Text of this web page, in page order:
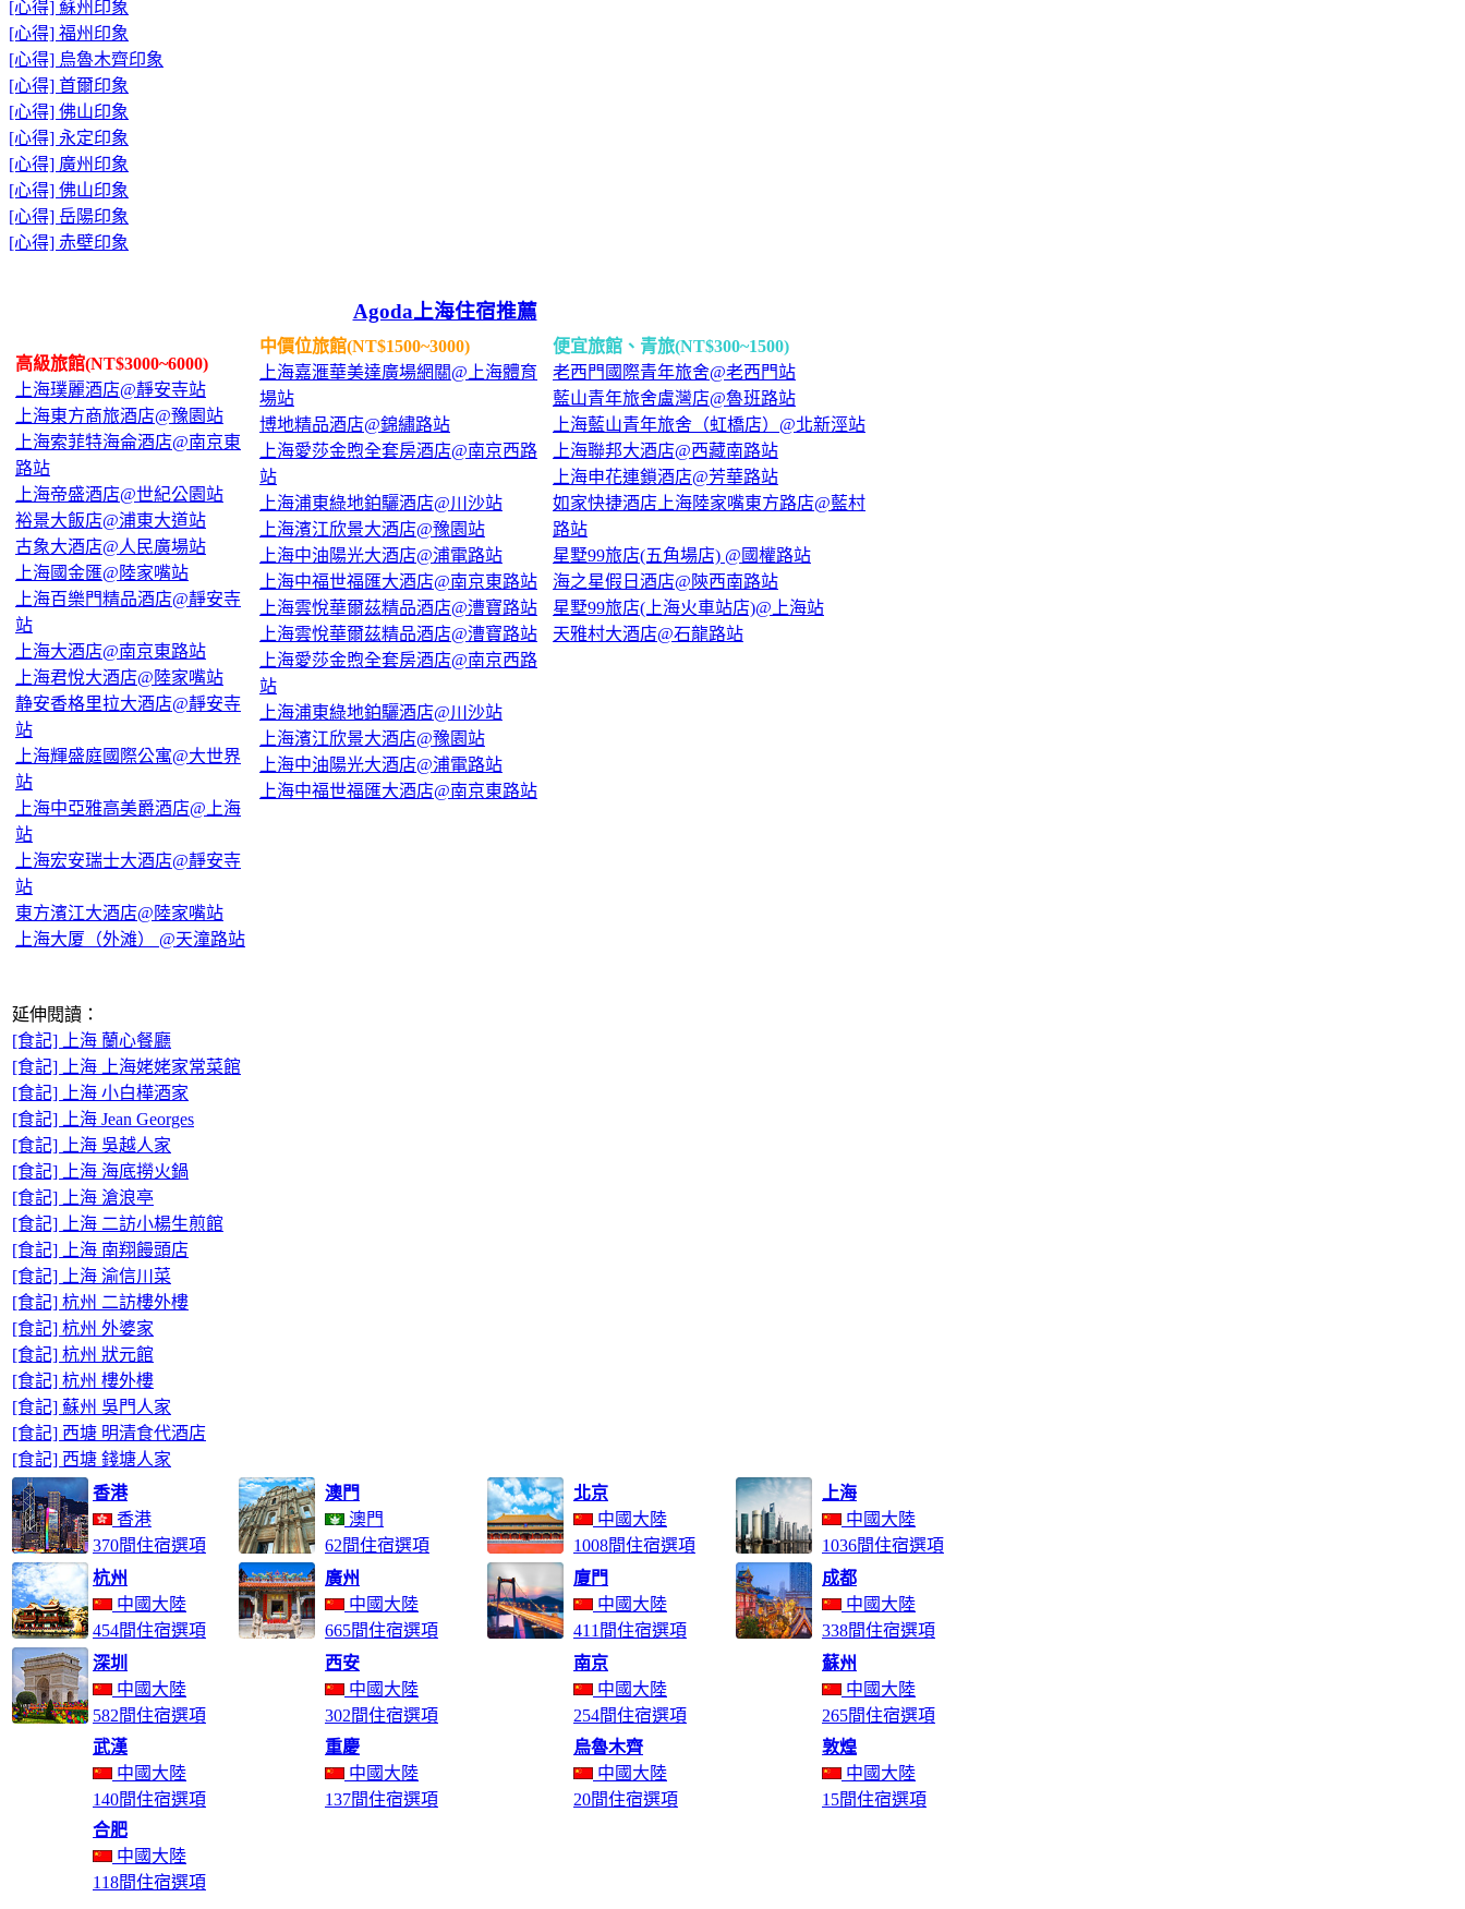
[心得] 蘇州印象
[心得] 福州印象
[心得] 烏魯木齊印象
[心得] 首爾印象
[心得] 佛山印象
[心得] 永定印象
[心得] 廣州印象
[心得] 佛山印象
[心得] 岳陽印象
[心得] 赤壁印象
Agoda上海住宿推薦
高級旅館(NT$3000~6000)
上海璞麗酒店@靜安寺站
上海東方商旅酒店@豫園站
上海索菲特海侖酒店@南京東
路站
上海帝盛酒店@世紀公園站
裕景大飯店@浦東大道站
古象大酒店@人民廣場站
上海國金匯@陸家嘴站
上海百樂門精品酒店@靜安寺
站
上海大酒店@南京東路站
上海君悅大酒店@陸家嘴站
静安香格里拉大酒店@靜安寺
站
上海輝盛庭國際公寓@大世界
站
上海中亞雅高美爵酒店@上海
站
上海宏安瑞士大酒店@靜安寺
站
東方濱江大酒店@陸家嘴站
上海大厦（外滩） @天潼路站
中價位旅館(NT$1500~3000)
上海嘉滙華美達廣場網關@上海體育
場站
博地精品酒店@錦繡路站
上海愛莎金煦全套房酒店@南京西路
站
上海浦東綠地鉑驪酒店@川沙站
上海濱江欣景大酒店@豫園站
上海中油陽光大酒店@浦電路站
上海中福世福匯大酒店@南京東路站
上海雲悅華爾茲精品酒店@漕寶路站
上海雲悅華爾茲精品酒店@漕寶路站
上海愛莎金煦全套房酒店@南京西路
站
上海浦東綠地鉑驪酒店@川沙站
上海濱江欣景大酒店@豫園站
上海中油陽光大酒店@浦電路站
上海中福世福匯大酒店@南京東路站
便宜旅館、青旅(NT$300~1500)
老西門國際青年旅舍@老西門站
藍山青年旅舍盧灣店@魯班路站
上海藍山青年旅舍（虹橋店）@北新涇站
上海聯邦大酒店@西藏南路站
上海申花連鎖酒店@芳華路站
如家快捷酒店上海陸家嘴東方路店@藍村
路站
星墅99旅店(五角場店) @國權路站
海之星假日酒店@陝西南路站
星墅99旅店(上海火車站店)@上海站
天雅村大酒店@石龍路站
延伸閱讀：
[食記] 上海 蘭心餐廳
[食記] 上海 上海姥姥家常菜館
[食記] 上海 小白樺酒家
[食記] 上海 Jean Georges
[食記] 上海 吳越人家
[食記] 上海 海底撈火鍋
[食記] 上海 滄浪亭
[食記] 上海 二訪小楊生煎館
[食記] 上海 南翔饅頭店
[食記] 上海 渝信川菜
[食記] 杭州 二訪樓外樓
[食記] 杭州 外婆家
[食記] 杭州 狀元館
[食記] 杭州 樓外樓
[食記] 蘇州 吳門人家
[食記] 西塘 明清食代酒店
[食記] 西塘 錢塘人家
香港
香港
370間住宿選項
澳門
澳門
62間住宿選項
北京
中國大陸
1008間住宿選項
上海
中國大陸
1036間住宿選項
杭州
中國大陸
454間住宿選項
廣州
中國大陸
665間住宿選項
廈門
中國大陸
411間住宿選項
成都
中國大陸
338間住宿選項
深圳
中國大陸
582間住宿選項
西安
中國大陸
302間住宿選項
南京
中國大陸
254間住宿選項
蘇州
中國大陸
265間住宿選項
武漢
中國大陸
140間住宿選項
重慶
中國大陸
137間住宿選項
烏魯木齊
中國大陸
20間住宿選項
敦煌
中國大陸
15間住宿選項
合肥
中國大陸
118間住宿選項